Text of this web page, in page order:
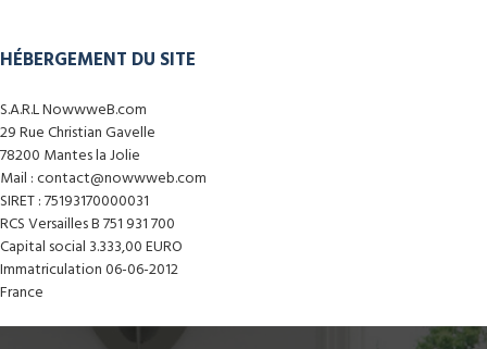
HÉBERGEMENT DU SITE
S.A.R.L NowwweB.com
29 Rue Christian Gavelle
78200 Mantes la Jolie
Mail : contact@nowwweb.com
SIRET : 75193170000031
RCS Versailles B 751 931 700
Capital social 3.333,00 EURO
Immatriculation 06-06-2012
France